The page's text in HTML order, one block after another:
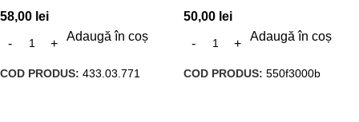
58,00 lei
Adaugă în coș
COD PRODUS: 433.03.771
50,00 lei
Adaugă în coș
COD PRODUS: 550f3000b